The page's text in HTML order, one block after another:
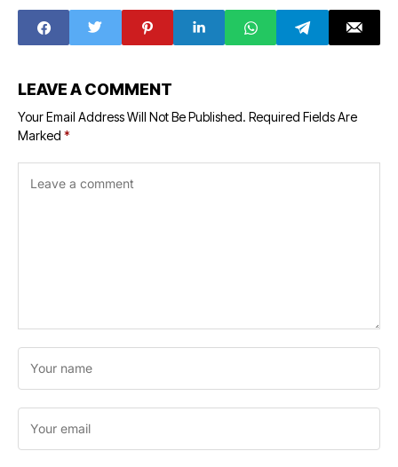
public
distribution
system may be
the reason
movement
LEAVE A COMMENT
Your Email Address Will Not Be Published. Required Fields Are
Marked *